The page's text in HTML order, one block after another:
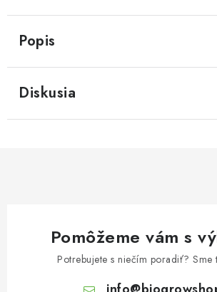
Popis
Diskusia
Pomôžeme vám s
Potrebujete s niečím poradiť? Sme